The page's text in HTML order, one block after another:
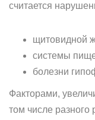
считается
щитовидной
системы
болезни
Факторами,
том числе разного